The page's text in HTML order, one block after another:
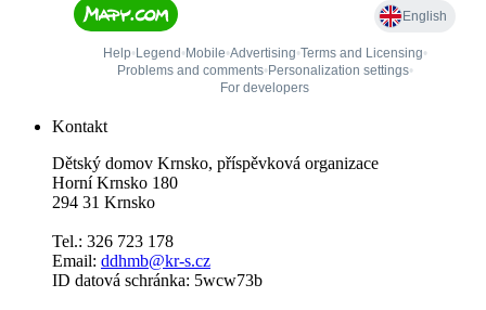
Kontakt
Dětský domov Krnsko, příspěvková organizace
Horní Krnsko 180
294 31 Krnsko
Tel.: 326 723 178
Email: ddhmb@kr-s.cz
ID datová schránka: 5wcw73b